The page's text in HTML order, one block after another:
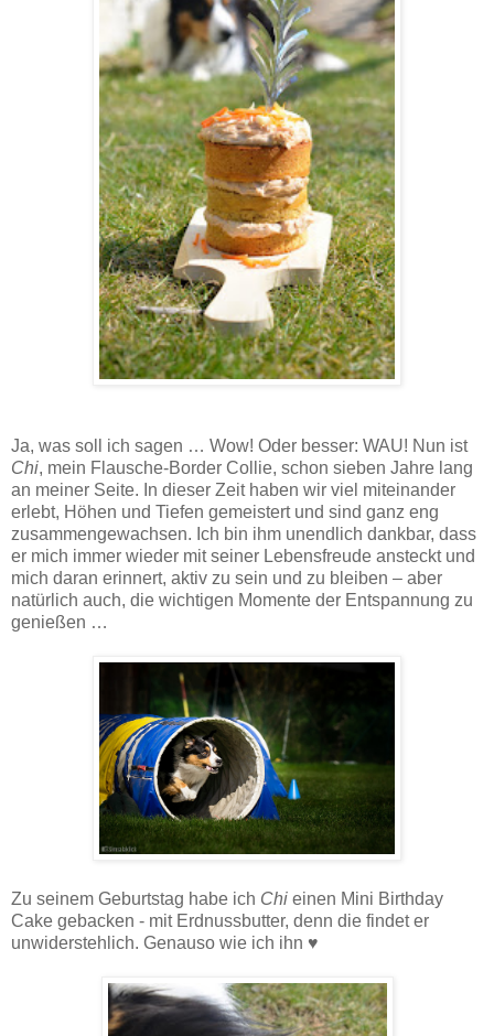
Ja, was soll ich sagen … Wow! Oder besser: WAU! Nun ist
Chi, mein Flausche-Border Collie, schon sieben Jahre lang
an meiner Seite. In dieser Zeit haben wir viel miteinander
erlebt, Höhen und Tiefen gemeistert und sind ganz eng
zusammengewachsen. Ich bin ihm unendlich dankbar, dass
er mich immer wieder mit seiner Lebensfreude ansteckt und
mich daran erinnert, aktiv zu sein und zu bleiben – aber
natürlich auch, die wichtigen Momente der Entspannung zu
genießen …
Zu seinem Geburtstag habe ich Chi einen Mini Birthday
Cake gebacken - mit Erdnussbutter, denn die findet er
unwiderstehlich. Genauso wie ich ihn ♥